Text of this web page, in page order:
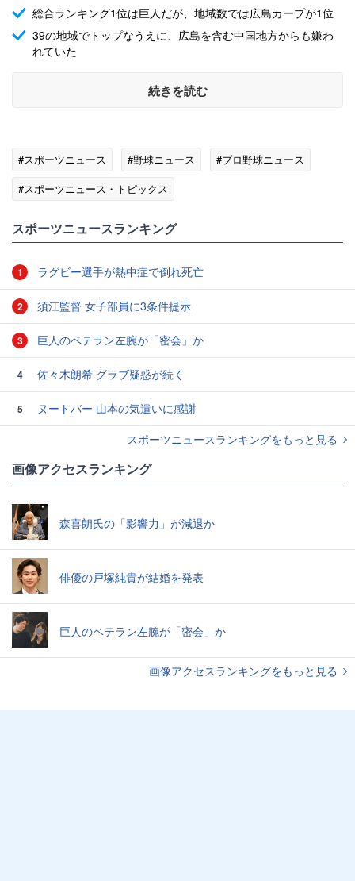
総合ランキング1位は巨人だが、地域数では広島カープが1位
39の地域でトップなうえに、広島を含む中国地方からも嫌わ
れていた
続きを読む
#スポーツニュース #野球ニュース
#プロ野球ニュース
#スポーツニュース・トピックス
スポーツニュースランキング
1 ラグビー選手が熱中症で倒れ死亡
2 須江監督 女子部員に3条件提示
3 巨人のベテラン左腕が「密会」か
4 佐々木朗希 グラブ疑惑が続く
5
ヌートバー 山本の気遣いに感謝
スポーツニュースランキングをもっと見る
画像アクセスランキング
森喜朗氏の「影響力」が減退か
俳優の戸塚純貴が結婚を発表
巨人のベテラン左腕が「密会」か
画像アクセスランキングをもっと見る